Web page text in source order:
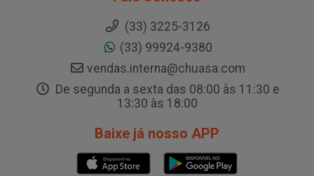
(33) 3225-3126
(33) 99924-9380
vendas.interna@chuasa.com
De segunda a sexta das 08:00 às 11:30 e
13:30 às 18:00
Baixe já nosso APP